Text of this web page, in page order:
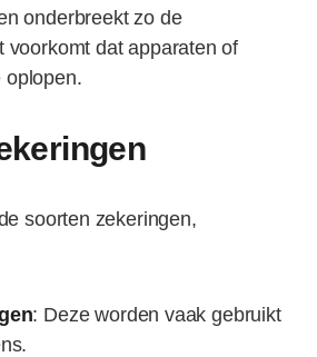
onderbreekt zo de
voorkomt dat apparaten of
oplopen.
soorten zekeringen,
: Deze worden vaak gebruikt